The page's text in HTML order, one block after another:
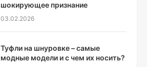
шокирующее признание
03.02.2026
Туфли на шнуровке – самые
модные модели и с чем их носить?